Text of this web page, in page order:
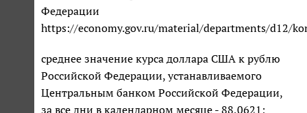
Федерации
https://economy.gov.ru/material/departments/d12/
среднее значение курса доллара США к рублю
Российской Федерации, устанавливаемого
Центральным банком Российской Федерации,
за все дни в календарном месяце - 88,0621;